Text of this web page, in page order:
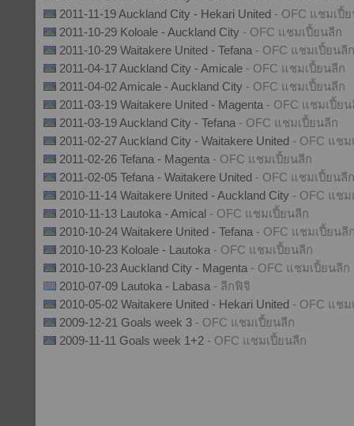
2011-11-19 Auckland City - Hekari United - OFC แชมเปี้
2011-10-29 Koloale - Auckland City - OFC แชมเปี้ยนลีก
2011-10-29 Waitakere United - Tefana - OFC แชมเปี้ยนลีก
2011-04-17 Auckland City - Amicale - OFC แชมเปี้ยนลีก
2011-04-02 Amicale - Auckland City - OFC แชมเปี้ยนลีก
2011-03-19 Waitakere United - Magenta - OFC แชมเปี้ย
2011-03-19 Auckland City - Tefana - OFC แชมเปี้ยนลีก
2011-02-27 Auckland City - Waitakere United - OFC แชม
2011-02-26 Tefana - Magenta - OFC แชมเปี้ยนลีก
2011-02-05 Tefana - Waitakere United - OFC แชมเปี้ยนลีก
2010-11-14 Waitakere United - Auckland City - OFC แชม
2010-11-13 Lautoka - Amical - OFC แชมเปี้ยนลีก
2010-10-24 Waitakere United - Tefana - OFC แชมเปี้ยนลี
2010-10-23 Koloale - Lautoka - OFC แชมเปี้ยนลีก
2010-10-23 Auckland City - Magenta - OFC แชมเปี้ยนลีก
2010-07-09 Lautoka - Labasa - ลีกฟิจิ
2010-05-02 Waitakere United - Hekari United - OFC แชม
2009-12-21 Goals week 3 - OFC แชมเปี้ยนลีก
2009-11-11 Goals week 1+2 - OFC แชมเปี้ยนลีก